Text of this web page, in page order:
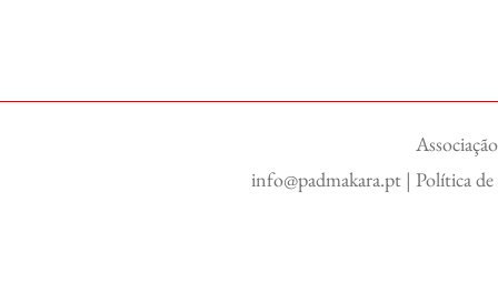
info@padmakara.pt | Política